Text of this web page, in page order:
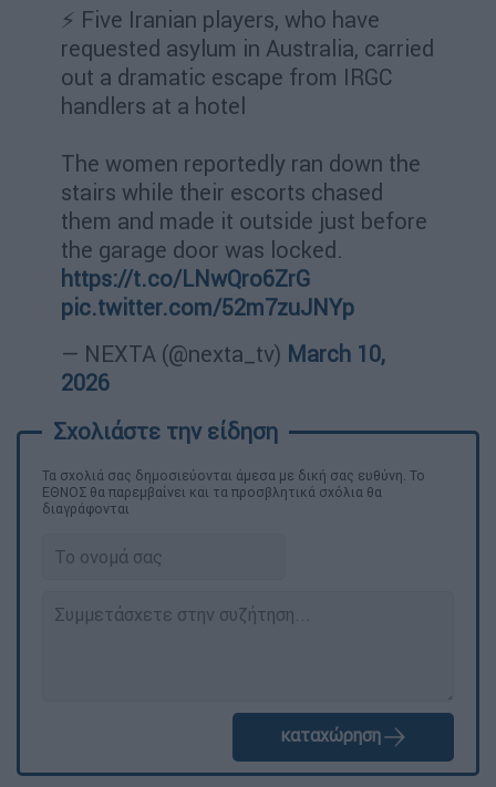
⚡️ Five Iranian players, who have
requested asylum in Australia, carried
out a dramatic escape from IRGC
handlers at a hotel
The women reportedly ran down the
stairs while their escorts chased
them and made it outside just before
the garage door was locked.
https://t.co/LNwQro6ZrG
pic.twitter.com/52m7zuJNYp
— NEXTA (@nexta_tv) March 10,
2026
Τα σχολιά σας δημοσιεύονται άμεσα με δική σας ευθύνη. Το
ΕΘΝΟΣ θα παρεμβαίνει και τα προσβλητικά σχόλια θα
διαγράφονται
καταχώρηση